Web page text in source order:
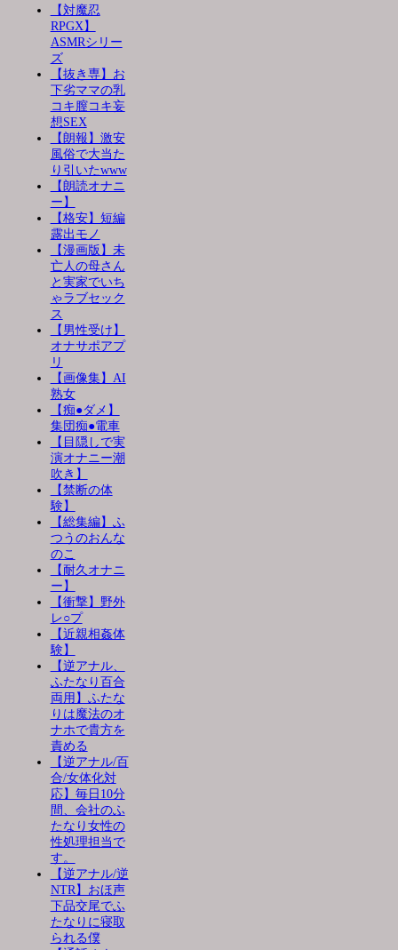
【対魔忍
RPGX】
ASMRシリー
ズ
【抜き専】お
下劣ママの乳
コキ膣コキ妄
想SEX
【朗報】激安
風俗で大当た
り引いたwww
【朗読オナニ
ー】
【格安】短編
露出モノ
【漫画版】未
亡人の母さん
と実家でいち
ゃラブセック
ス
【男性受け】
オナサポアプ
リ
【画像集】AI
熟女
【痴●ダメ】
集団痴●電車
【目隠しで実
演オナニー潮
吹き】
【禁断の体
験】
【総集編】ふ
つうのおんな
のこ
【耐久オナニ
ー】
【衝撃】野外
レ○プ
【近親相姦体
験】
【逆アナル、
ふたなり百合
両用】ふたな
りは魔法のオ
ナホで貴方を
責める
【逆アナル/百
合/女体化対
応】毎日10分
間、会社のふ
たなり女性の
性処理担当で
す。
【逆アナル/逆
NTR】おほ声
下品交尾でふ
たなりに寝取
られる僕